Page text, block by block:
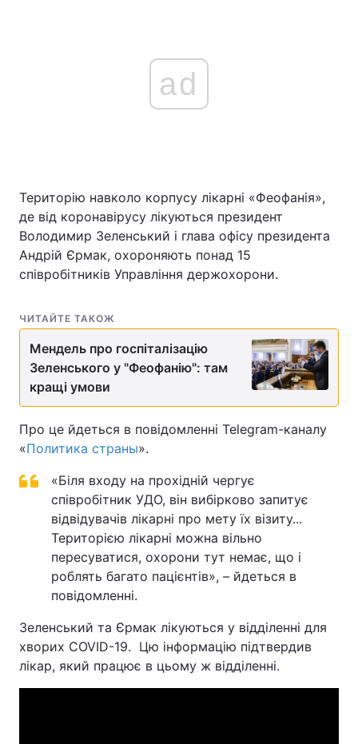
ad
Територію навколо корпусу лікарні «Феофанія»,
де від коронавірусу лікуються президент
Володимир Зеленський і глава офісу президента
Андрій Єрмак, охороняють понад 15
співробітників Управління держохорони.
ЧИТАЙТЕ ТАКОЖ
Мендель про госпіталізацію
Зеленського у "Феофанію": там
кращі умови
Про це йдеться в повідомленні Telegram-каналу
«Политика страны».
«Біля входу на прохідній чергує
співробітник УДО, він вибірково запитує
відвідувачів лікарні про мету їх візиту...
Територією лікарні можна вільно
пересуватися, охорони тут немає, що і
роблять багато пацієнтів», – йдеться в
повідомленні.
Зеленський та Єрмак лікуються у відділенні для
хворих COVID-19. Цю інформацію підтвердив
лікар, який працює в цьому ж відділенні.